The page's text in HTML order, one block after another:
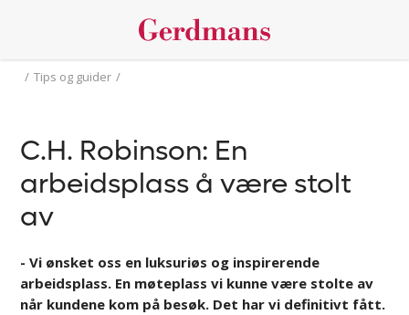
/ Tips og guider /
C.H. Robinson: En
arbeidsplass å være stolt
av
- Vi ønsket oss en luksuriøs og inspirerende
arbeidsplass. En møteplass vi kunne være stolte av
når kundene kom på besøk. Det har vi definitivt fått.